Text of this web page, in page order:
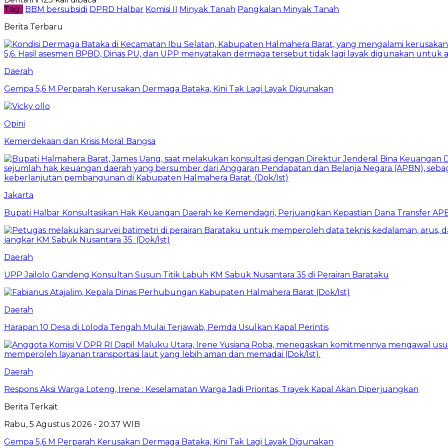
Tag : BBM bersubsidi DPRD Halbar Komisi II Minyak Tanah Pangkalan Minyak Tanah
Berita Terbaru
Daerah
Gempa 5,6 M Perparah Kerusakan Dermaga Bataka, Kini Tak Lagi Layak Digunakan
Opini
Kemerdekaan dan Krisis Moral Bangsa
Jakarta
Bupati Halbar Konsultasikan Hak Keuangan Daerah ke Kemendagri, Perjuangkan Kepastian Dana Transfer
Daerah
UPP Jailolo Gandeng Konsultan Susun Titik Labuh KM Sabuk Nusantara 35 di Perairan Barataku
Daerah
Harapan 10 Desa di Loloda Tengah Mulai Terjawab, Pemda Usulkan Kapal Perintis
Daerah
Respons Aksi Warga Loteng, Irene : Keselamatan Warga Jadi Prioritas, Trayek Kapal Akan Diperjuangkan
Berita Terkait
Rabu, 5 Agustus 2026 - 20:37 WIB
Gempa 5,6 M Perparah Kerusakan Dermaga Bataka, Kini Tak Lagi Layak Digunakan